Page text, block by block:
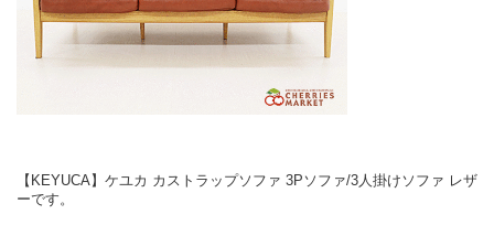
【KEYUCA】ケユカ カストラップソファ 3Pソファ/3人掛けソファ レザ
ーです。